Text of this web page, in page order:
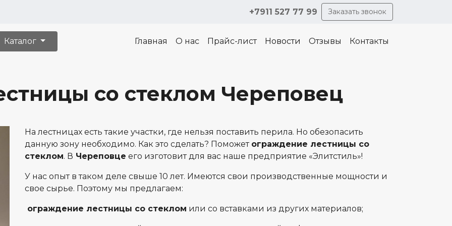
+7911 527 77 99 Заказать звонок
Каталог Главная О нас Прайс-лист Новости Отзывы Контакты
со стеклом Череповец
На лестницах есть такие участки, где нельзя поставить перила. Но обезопасить
данную зону необходимо. Как это сделать? Поможет ограждение лестницы со
стеклом. В Череповце его изготовит для вас наше предприятие «Элитстиль»!
У нас опыт в таком деле свыше 10 лет. Имеются свои производственные мощности и
свое сырье. Поэтому мы предлагаем:
ограждение лестницы со стеклом или со вставками из других материалов;